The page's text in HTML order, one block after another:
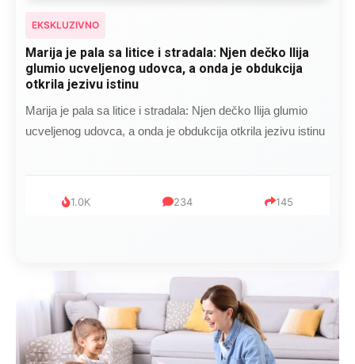
EKSKLUZIVNO
Marija je pala sa litice i stradala: Njen dečko Ilija
glumio ucveljenog udovca, a onda je obdukcija
otkrila jezivu istinu
Marija je pala sa litice i stradala: Njen dečko Ilija glumio
ucveljenog udovca, a onda je obdukcija otkrila jezivu istinu
1.0K 234 145